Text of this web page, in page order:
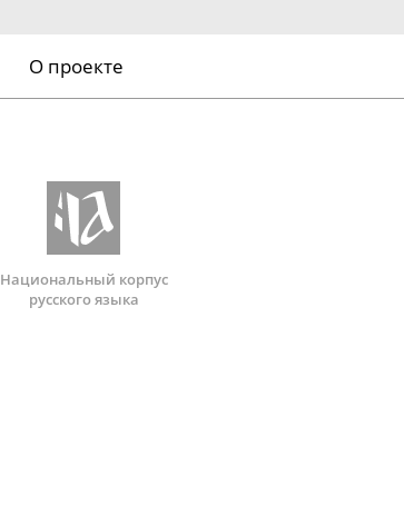
О проекте
Национальный корпус
русского языка